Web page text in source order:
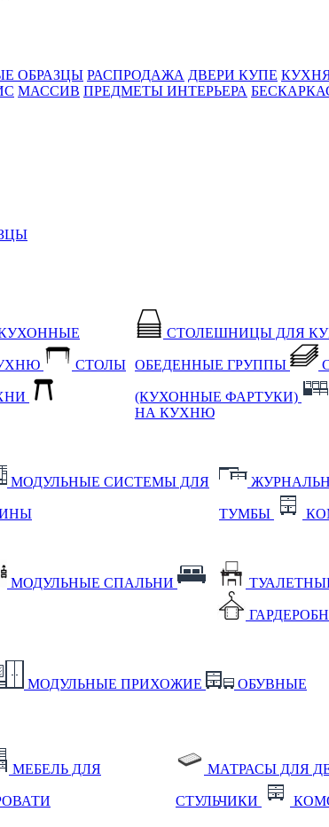
ОБРАЗЦЫ РАСПРОДАЖА ДВЕРИ КУПЕ
МАССИВ ПРЕДМЕТЫ ИНТЕРЬЕРА
СТОЛЫ
СТОЛЕШНИЦЫ ДЛЯ
ОБЕДЕННЫЕ ГРУППЫ
(КУХОННЫЕ ФАРТУКИ)
НА КУХНЮ
МОДУЛЬНЫЕ СИСТЕМЫ ДЛЯ
ТУМБЫ
МОДУЛЬНЫЕ СПАЛЬНИ
МОДУЛЬНЫЕ ПРИХОЖИЕ
ОБУВНЫЕ
МЕБЕЛЬ ДЛЯ МАТРАСЫ ДЛЯ
СТУЛЬЧИКИ